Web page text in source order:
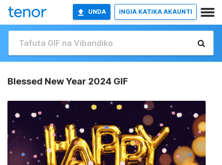
UNDA INGIA KATIKA AKAUNTI
Blessed New Year 2024 GIF